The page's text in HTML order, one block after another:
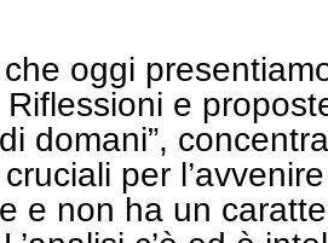
oggi
e
domani”,
per
e non ha un